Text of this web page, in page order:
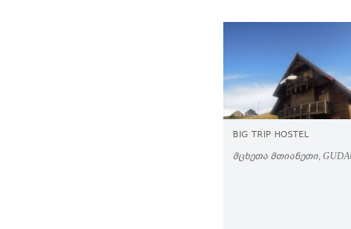
BIG TRIP HOSTEL
ᲛᲪᲮᲔᲗᲐ ᲛᲗᲘᲐᲜᲔᲗᲘ,